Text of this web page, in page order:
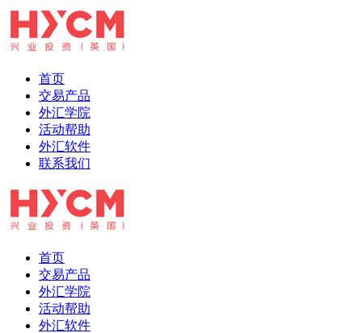
首页
交易产品
外汇学院
活动帮助
外汇软件
联系我们
首页
交易产品
外汇学院
活动帮助
外汇软件